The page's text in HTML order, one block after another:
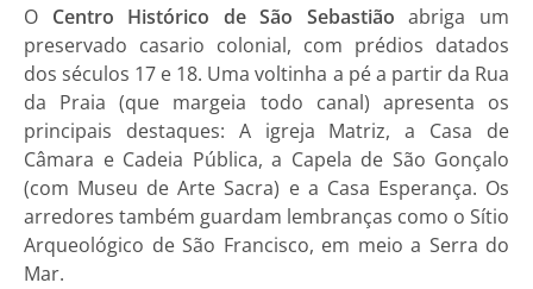
O Centro Histórico de São Sebastiãoabriga um
preservado casario colonial, com prédios datados
dos séculos 17 e 18. Uma voltinha a pé a partir da Rua
da Praia (que margeia todo canal) apresenta os
principais destaques: A igreja Matriz, a Casa de
Câmara e Cadeia Pública, a Capela de São Gonçalo
(com Museu de Arte Sacra) e a Casa Esperança. Os
arredores também guardam lembranças como o Sítio
Arqueológico de São Francisco, em meio a Serra do
Mar.